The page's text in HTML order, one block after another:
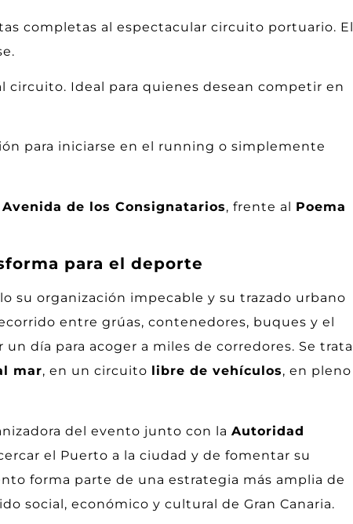
completas al espectacular circuito portuario. El
circuito. Ideal para quienes desean competir en
para iniciarse en el running o simplemente
Avenida de los Consignatarios, frente al Poema
para el deporte
su organización impecable y su trazado urbano
entre grúas, contenedores, buques y el
día para acoger a miles de corredores. Se trata
mar, en un circuito libre de vehículos, en pleno
del evento junto con la Autoridad
el Puerto a la ciudad y de fomentar su
forma parte de una estrategia más amplia de
social, económico y cultural de Gran Canaria.